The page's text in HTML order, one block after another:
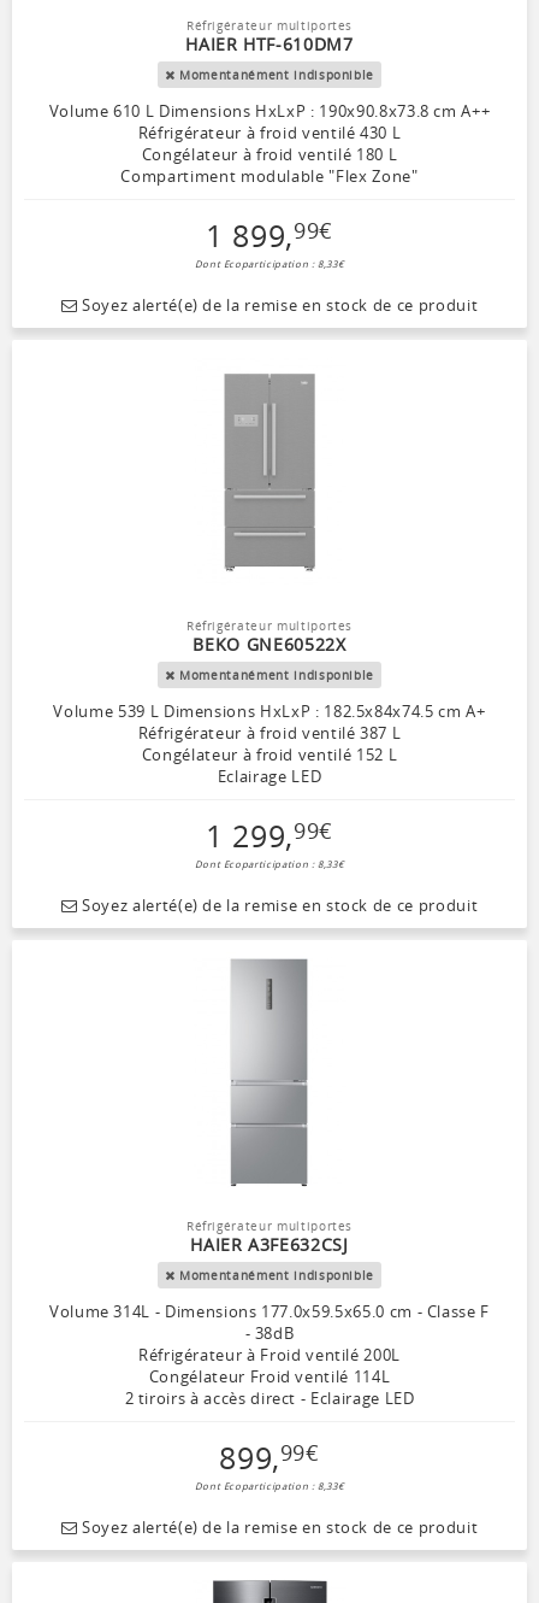
Réfrigérateur multiportes
HAIER HTF-610DM7
Momentanément indisponible
Volume 610 L Dimensions HxLxP : 190x90.8x73.8 cm A++
Réfrigérateur à froid ventilé 430 L
Congélateur à froid ventilé 180 L
Compartiment modulable "Flex Zone"
1 899,99€
Dont Ecoparticipation : 8,33€
Soyez alerté(e) de la remise en stock de ce produit
Réfrigérateur multiportes
BEKO GNE60522X
Momentanément indisponible
Volume 539 L Dimensions HxLxP : 182.5x84x74.5 cm A+
Réfrigérateur à froid ventilé 387 L
Congélateur à froid ventilé 152 L
Eclairage LED
1 299,99€
Dont Ecoparticipation : 8,33€
Soyez alerté(e) de la remise en stock de ce produit
Réfrigérateur multiportes
HAIER A3FE632CSJ
Momentanément indisponible
Volume 314L - Dimensions 177.0x59.5x65.0 cm - Classe F
- 38dB
Réfrigérateur à Froid ventilé 200L
Congélateur Froid ventilé 114L
2 tiroirs à accès direct - Eclairage LED
899,99€
Dont Ecoparticipation : 8,33€
Soyez alerté(e) de la remise en stock de ce produit